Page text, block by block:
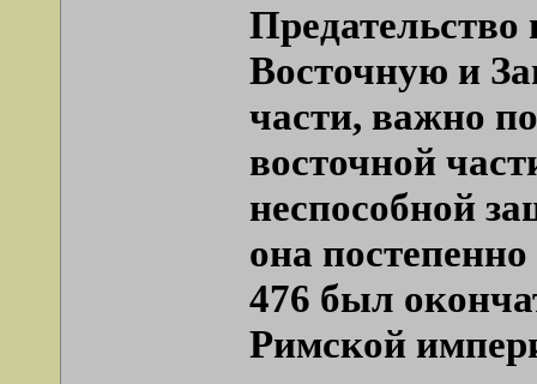
Предательство
Восточную и
части, важно
восточной
неспособной
она постепенно
476 был
Римской